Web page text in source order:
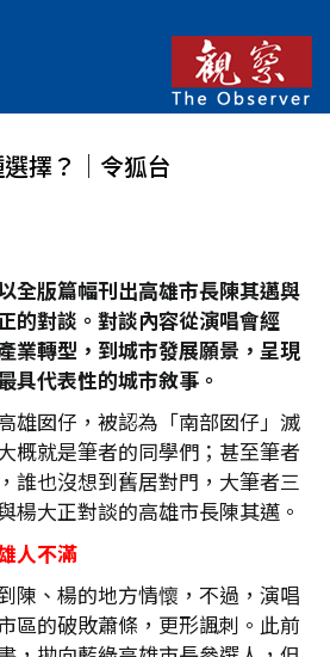
選擇？│令狐台
全版篇幅刊出高雄市長陳其邁與
的對談。對談內容從演唱會經
業轉型，到城市發展願景，呈現
具代表性的城市敘事。
雄囡仔，被認為「南部囡仔」滅
概就是筆者的同學們；甚至筆者
誰也沒想到舊居對門，大筆者三
楊大正對談的高雄市長陳其邁。
人不滿
陳、楊的地方情懷，不過，演唱
區的破敗蕭條，更形諷刺。此前